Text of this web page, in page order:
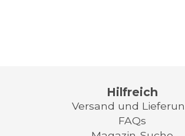
Hilfreich
Versand und
FAQs